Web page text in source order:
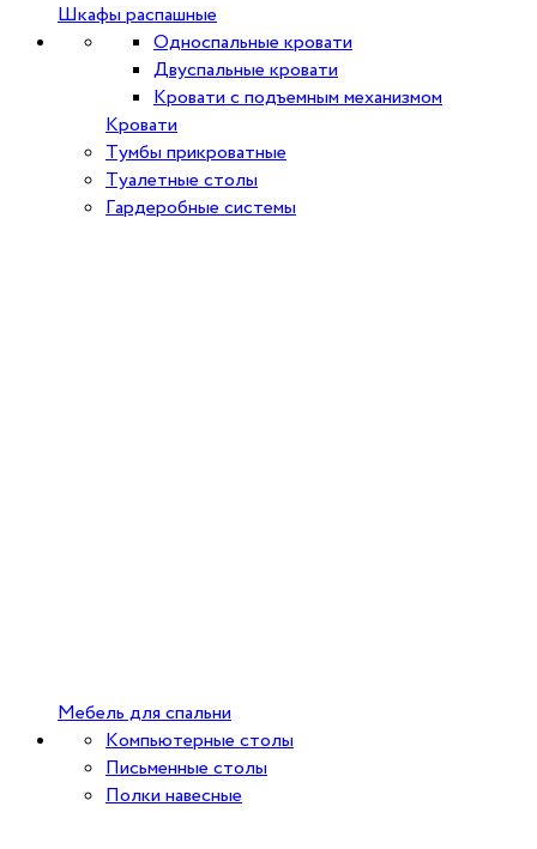
Шкафы распашные
Односпальные кровати
Двуспальные кровати
Кровати с подъемным механизмом
Кровати
Тумбы прикроватные
Туалетные столы
Гардеробные системы
Мебель для спальни
Компьютерные столы
Письменные столы
Полки навесные